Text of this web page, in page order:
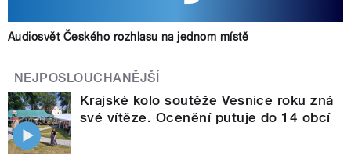
Audiosvět Českého rozhlasu na jednom místě
NEJPOSLOUCHANĚJŠÍ
Krajské kolo soutěže Vesnice roku zná
své vítěze. Ocenění putuje do 14 obcí